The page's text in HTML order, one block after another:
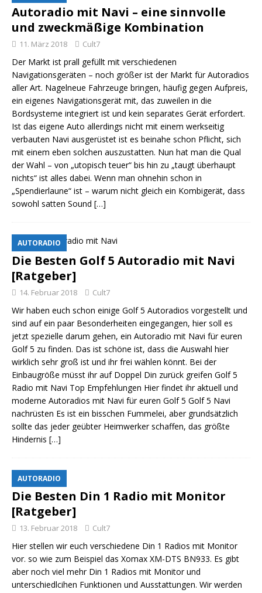
Autoradio mit Navi – eine sinnvolle
und zweckmäßige Kombination
11. März 2018 Cult7
Der Markt ist prall gefüllt mit verschiedenen
Navigationsgeräten – noch größer ist der Markt für Autoradios
aller Art. Nagelneue Fahrzeuge bringen, häufig gegen Aufpreis,
ein eigenes Navigationsgerät mit, das zuweilen in die
Bordsysteme integriert ist und kein separates Gerät erfordert.
Ist das eigene Auto allerdings nicht mit einem werkseitig
verbauten Navi ausgerüstet ist es beinahe schon Pflicht, sich
mit einem eben solchen auszustatten. Nun hat man die Qual
der Wahl – von „utopisch teuer“ bis hin zu „taugt überhaupt
nichts“ ist alles dabei. Wenn man ohnehin schon in
„Spendierlaune“ ist – warum nicht gleich ein Kombigerät, dass
sowohl satten Sound […]
AUTORADIO
Die Besten Golf 5 Autoradio mit Navi
[Ratgeber]
14. Februar 2018 Cult7
Wir haben euch schon einige Golf 5 Autoradios vorgestellt und
sind auf ein paar Besonderheiten eingegangen, hier soll es
jetzt spezielle darum gehen, ein Autoradio mit Navi für euren
Golf 5 zu finden. Das ist schöne ist, dass die Auswahl hier
wirklich sehr groß ist und ihr frei wählen könnt. Bei der
Einbaugröße müsst ihr auf Doppel Din zurück greifen Golf 5
Radio mit Navi Top Empfehlungen Hier findet ihr aktuell und
moderne Autoradios mit Navi für euren Golf 5 Golf 5 Navi
nachrüsten Es ist ein bisschen Fummelei, aber grundsätzlich
sollte das jeder geübter Heimwerker schaffen, das größte
Hindernis […]
AUTORADIO
Die Besten Din 1 Radio mit Monitor
[Ratgeber]
13. Februar 2018 Cult7
Hier stellen wir euch verschiedene Din 1 Radios mit Monitor
vor. so wie zum Beispiel das Xomax XM-DTS BN933. Es gibt
aber noch viel mehr Din 1 Radios mit Monitor und
unterschiedlcihen Funktionen und Ausstattungen. Wir werden